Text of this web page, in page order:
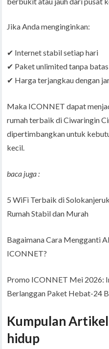
Jika Anda menginginkan:
✔ Internet stabil setiap hari
✔ Paket unlimited tanpa
✔ Harga terjangkau dengan
Maka ICONNET dapat
rumah terbaik di Ciwaringin
dipertimbangkan untuk
kecil.
baca juga :
5 WiFi Terbaik di
Rumah Stabil dan Murah
Bagaimana Cara Mengganti
ICONNET?
Promo ICONNET Mei 2026:
Berlanggan Paket Hebat-24
Kumpulan
hidup